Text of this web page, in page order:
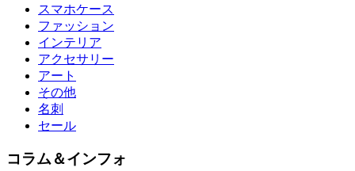
スマホケース
ファッション
インテリア
アクセサリー
アート
その他
名刺
セール
コラム＆インフォ